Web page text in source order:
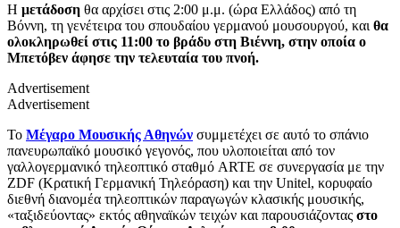
Η μετάδοση θα αρχίσει στις 2:00 μ.μ. (ώρα Ελλάδος) από τη
Βόννη, τη γενέτειρα του σπουδαίου γερμανού μουσουργού, και θα
ολοκληρωθεί στις 11:00 το βράδυ στη Βιέννη, στην οποία ο
Μπετόβεν άφησε την τελευταία του πνοή.
Advertisement
Advertisement
Το Μέγαρο Μουσικής Αθηνών συμμετέχει σε αυτό το σπάνιο
πανευρωπαϊκό μουσικό γεγονός, που υλοποιείται από τον
γαλλογερμανικό τηλεοπτικό σταθμό ARTE σε συνεργασία με την
ZDF (Kρατική Γερμανική Τηλεόραση) και την Unitel, κορυφαίο
διεθνή διανομέα τηλεοπτικών παραγωγών κλασικής μουσικής,
«ταξιδεύοντας» εκτός αθηναϊκών τειχών και παρουσιάζοντας στο